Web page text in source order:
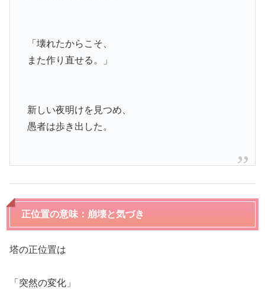
「壊れたからこそ、
また作り直せる。」
新しい夜明けを見つめ、
愚者は歩き出した。
正位置の意味：崩壊と気づき
塔の正位置は
「突然の変化」